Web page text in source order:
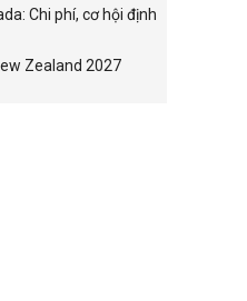
Chi phí, cơ hội định
Zealand 2027